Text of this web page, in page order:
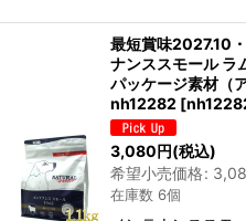
最短賞味2027.10
ナンススモール ラ
パッケージ素材（
nh12282 [
3,080円(税込)
希望小売価格:
在庫数 6個